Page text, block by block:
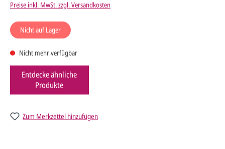
Preise inkl. MwSt. zzgl. Versandkosten
Nicht auf Lager
Nicht mehr verfügbar
Entdecke ähnliche
Produkte
Zum Merkzettel hinzufügen